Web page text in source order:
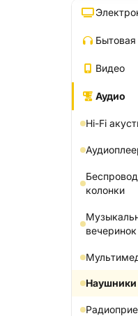
Бытовая
Видео
Аудио
Hi-Fi
колонки
Наушники